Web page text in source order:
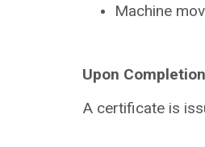
Machine
Upon Completion
A certificate is